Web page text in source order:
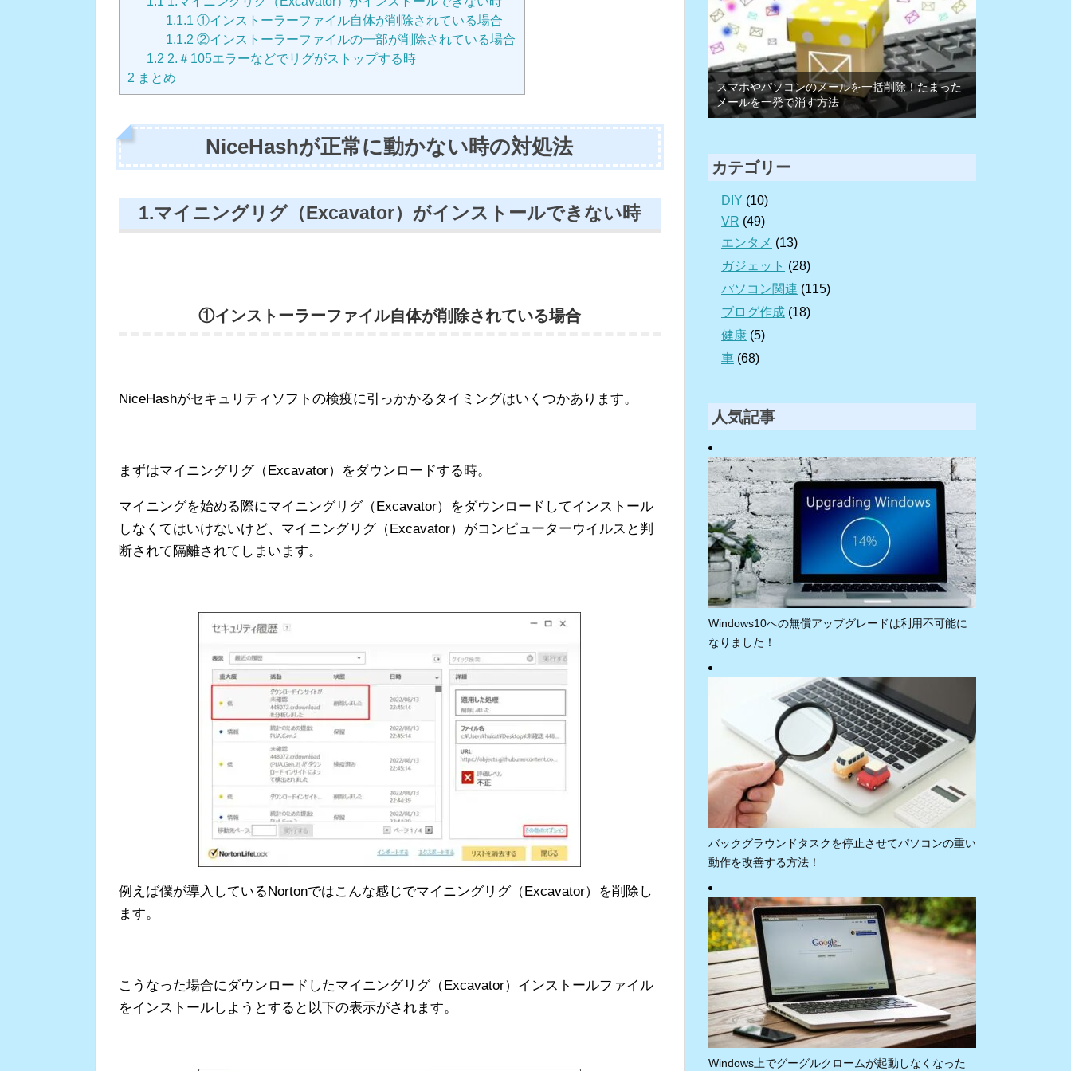
1.1.1 ①インストーラーファイル自体が削除されている場合
1.1.2 ②インストーラーファイルの一部が削除されている場合
1.2 2.＃105エラーなどでリグがストップする時
2 まとめ
NiceHashが正常に動かない時の対処法
1.マイニングリグ（Excavator）がインストールできない時
①インストーラーファイル自体が削除されている場合
NiceHashがセキュリティソフトの検疫に引っかかるタイミングはいくつかあります。
まずはマイニングリグ（Excavator）をダウンロードする時。
マイニングを始める際にマイニングリグ（Excavator）をダウンロードしてインストール
しなくてはいけないけど、マイニングリグ（Excavator）がコンピューターウイルスと判
断されて隔離されてしまいます。
例えば僕が導入しているNortonではこんな感じでマイニングリグ（Excavator）を削除し
ます。
こうなった場合にダウンロードしたマイニングリグ（Excavator）インストールファイル
をインストールしようとすると以下の表示がされます。
スマホやパソコンのメールを一括削除！たまった
メールを一発で消す方法
カテゴリー
DIY (10)
VR (49)
エンタメ (13)
ガジェット (28)
パソコン関連 (115)
ブログ作成 (18)
健康 (5)
車 (68)
人気記事
Windows10への無償アップグレードは利用不可能に
なりました！
バックグラウンドタスクを停止させてパソコンの重い
動作を改善する方法！
Windows上でグーグルクロームが起動しなくなった